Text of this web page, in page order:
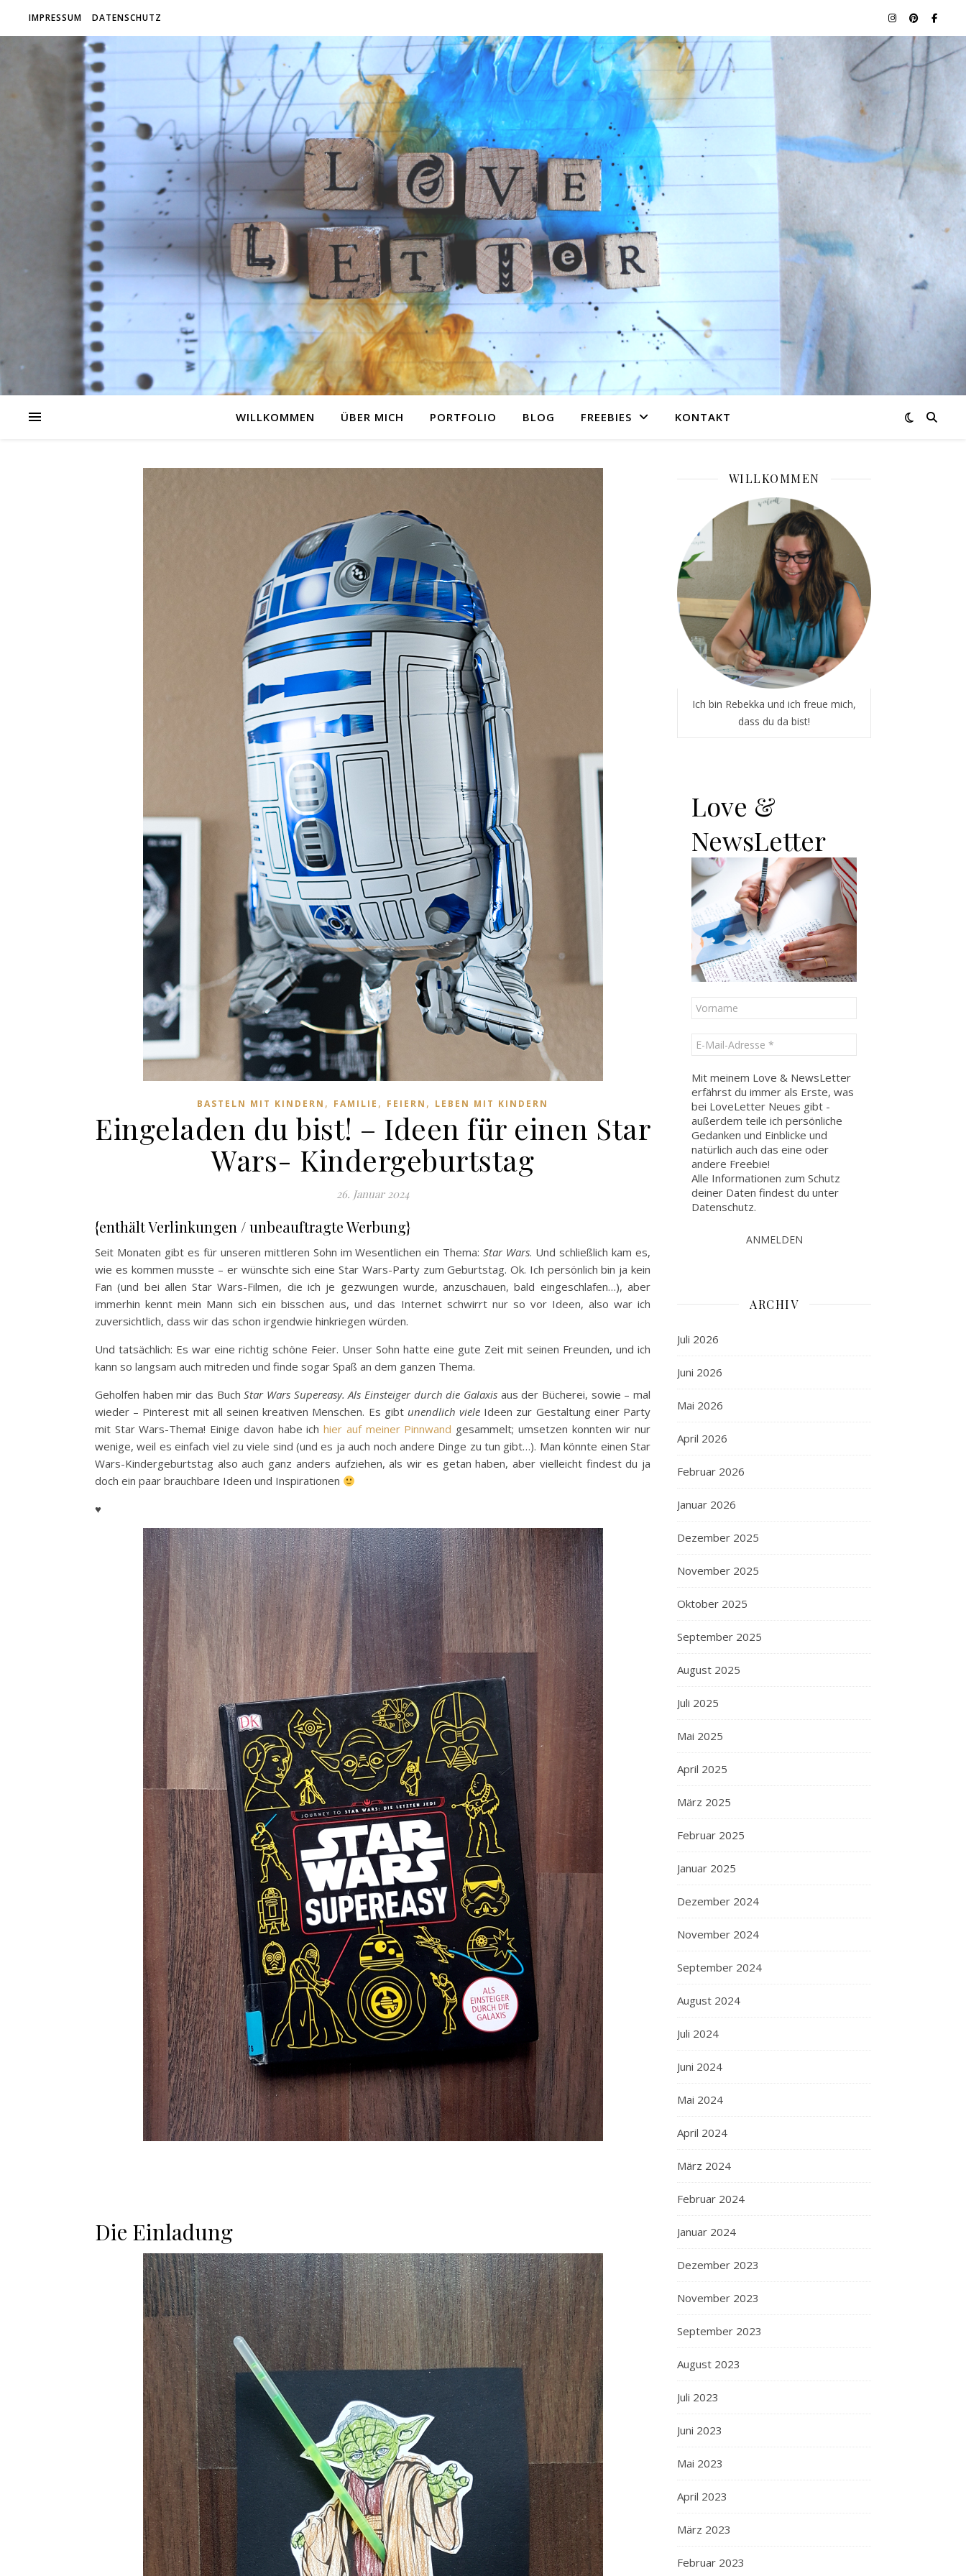
IMPRESSUM DATENSCHUTZ
WILLKOMMEN ÜBER MICH PORTFOLIO BLOG FREEBIES KONTAKT
BASTELN MIT KINDERN , FAMILIE , FEIERN , LEBEN MIT KINDERN
Eingeladen du bist! – Ideen für einen Star
Wars- Kindergeburtstag
26. Januar 2024
{enthält Verlinkungen / unbeauftragte Werbung}
Seit Monaten gibt es für unseren mittleren Sohn im Wesentlichen ein Thema:Star Wars. Und schließlich kam es,
wie es kommen musste – er wünschte sich eine Star Wars-Party zum Geburtstag. Ok. Ich persönlich bin ja kein
Fan (und bei allen Star Wars-Filmen, die ich je gezwungen wurde, anzuschauen, bald eingeschlafen…), aber
immerhin kennt mein Mann sich ein bisschen aus, und das Internet schwirrt nur so vor Ideen, also war ich
zuversichtlich, dass wir das schon irgendwie hinkriegen würden.
Und tatsächlich: Es war eine richtig schöne Feier. Unser Sohn hatte eine gute Zeit mit seinen Freunden, und ich
kann so langsam auch mitreden und finde sogar Spaß an dem ganzen Thema.
Geholfen haben mir das BuchStar Wars Supereasy. Als Einsteiger durch die Galaxis aus der Bücherei, sowie – mal
wieder – Pinterest mit all seinen kreativen Menschen. Es gibt unendlich viele Ideen zur Gestaltung einer Party
mit Star Wars-Thema! Einige davon habe ichhier auf meiner Pinnwand gesammelt; umsetzen konnten wir nur
wenige, weil es einfach viel zu viele sind (und es ja auch noch andere Dinge zu tun gibt…). Man könnte einen Star
Wars-Kindergeburtstag also auch ganz anders aufziehen, als wir es getan haben, aber vielleicht findest du ja
doch ein paar brauchbare Ideen und Inspirationen
♥
Die Einladung
WILLKOMMEN
Ich bin Rebekka und ich freue mich,
dass du da bist!
Love &
NewsLetter
Mit meinem Love & NewsLetter
erfährst du immer als Erste, was
bei LoveLetter Neues gibt -
außerdem teile ich persönliche
Gedanken und Einblicke und
natürlich auch das eine oder
andere Freebie!
Alle Informationen zum Schutz
deiner Daten findest du unter
Datenschutz.
ARCHIV
Juli 2026
Juni 2026
Mai 2026
April 2026
Februar 2026
Januar 2026
Dezember 2025
November 2025
Oktober 2025
September 2025
August 2025
Juli 2025
Mai 2025
April 2025
März 2025
Februar 2025
Januar 2025
Dezember 2024
November 2024
September 2024
August 2024
Juli 2024
Juni 2024
Mai 2024
April 2024
März 2024
Februar 2024
Januar 2024
Dezember 2023
November 2023
September 2023
August 2023
Juli 2023
Juni 2023
Mai 2023
April 2023
März 2023
Februar 2023